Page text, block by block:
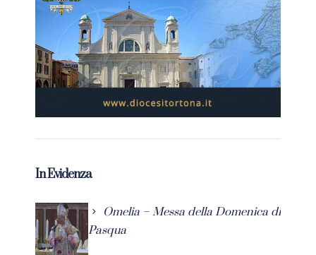
In Evidenza
Omelia – Messa della Domenica di
Pasqua